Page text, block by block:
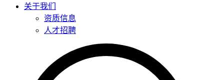
关于我们
资质信息
人才招聘